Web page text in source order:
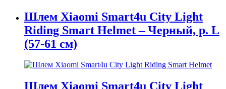
Шлем Xiaomi Smart4u City Light
Riding Smart Helmet – Черный, р. L
(57-61 см)
Шлем Xiaomi Smart4u City Light